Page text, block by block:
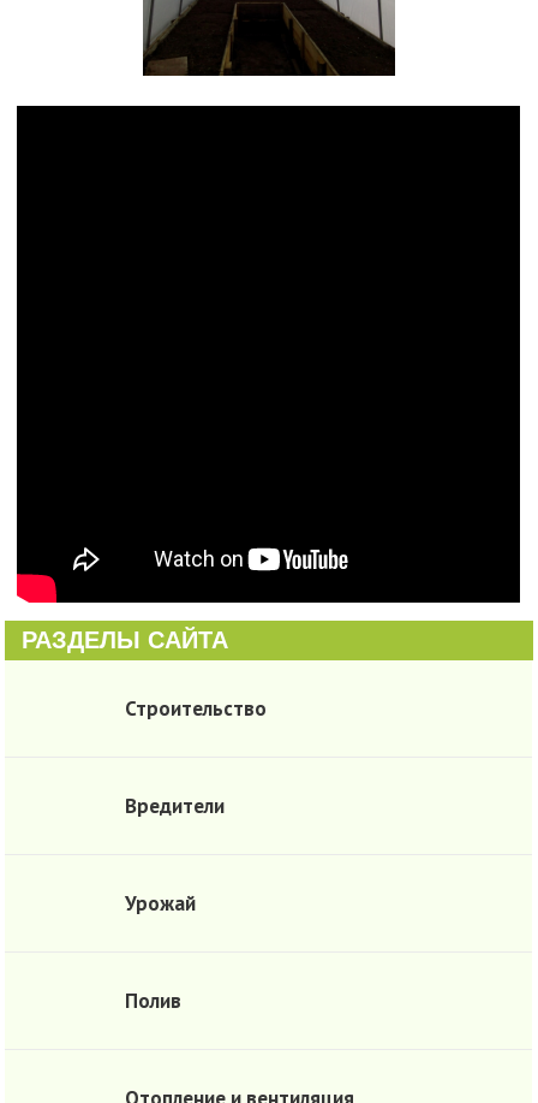
РАЗДЕЛЫ САЙТА
Строительство
Вредители
Урожай
Полив